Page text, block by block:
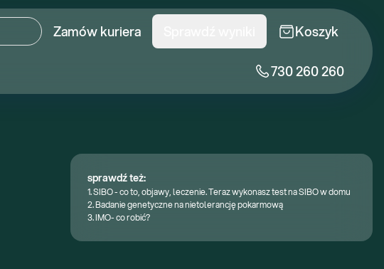
Zamów kuriera Koszyk
730 260 260
sprawdź też:
1.SIBO - co to, objawy, leczenie. Teraz wykonasz test na SIBO w domu
2.Badanie genetyczne na nietolerancję pokarmową
3.IMO- co robić?